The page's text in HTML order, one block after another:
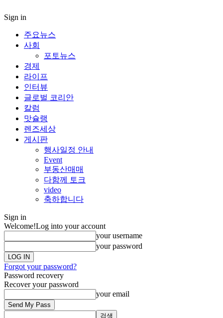
Sign in
주요뉴스
사회
포토뉴스
경제
라이프
인터뷰
글로벌 코리안
칼럼
맛슐랭
렌즈세상
게시판
행사일정 안내
Event
부동산매매
다함께 토크
video
축하합니다
Sign in
Welcome!Log into your account
your username
your password
Forgot your password?
Password recovery
Recover your password
your email